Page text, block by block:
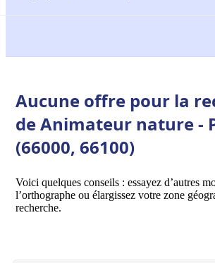
Aucune offre pour la
de Animateur nature -
(66000, 66100)
Voici quelques conseils : essayez d’autres
l’orthographe ou élargissez votre zone
recherche.